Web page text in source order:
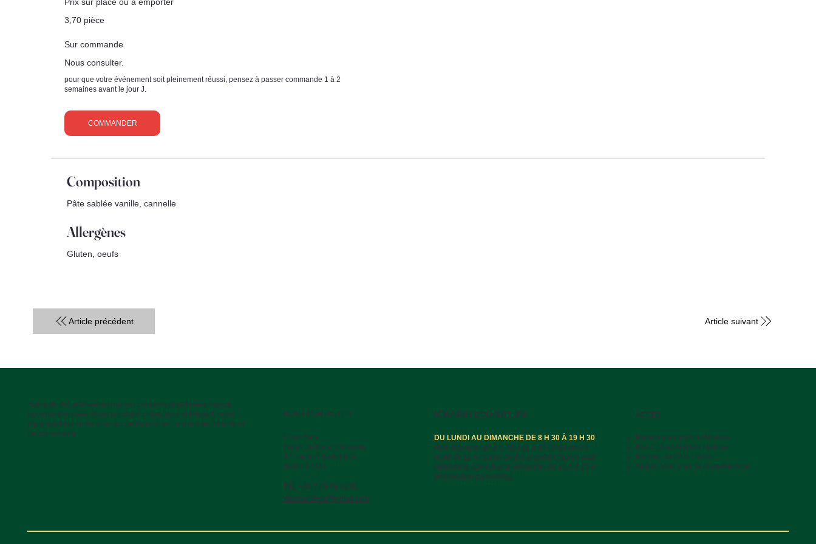
Prix sur place ou à emporter
3,70 pièce
Sur commande
Nous consulter.
pour que votre événement soit pleinement réussi, pensez à passer commande 1 à 2
semaines avant le jour J.
COMMANDER
Composition
Pâte sablée vanille, cannelle
Allergènes
Gluten, oeufs
Article précédent Article suivant
Salon de thé, pâtisseries maison créatives et raffinées, brunch
gourmand et varié. Dans un cadre chaleureux et élégant, notre
équipe attentionnée vous accueille pour un moment de détente et
de convivialité.
NOUS CONTACTER
Chez Sara
Salon de thé et pâtisserie
17 rue du Chariot d'Or
69004 LYON
TÉL +33 7 69 88 62 01
chezsaralyon@gmail.com
HORAIRES D'OUVERTURE
DU LUNDI AU DIMANCHE DE 8 H 30 À 19 H 30
Petit-déjeuner de 8 h 30 à 11 h 30 / Déjeuner à
partir de 11 h / Salon de thé et goûter l'après-midi
/ Brunch le samedi et le dimanche de 10 h à 15 h
(réservation conseillée).
ACCÈS
Métro A station Croix Rousse
Bus C13 arrêt place Bertone
Parking du Gros Caillou
Station Vélo’v sur la place Bertone